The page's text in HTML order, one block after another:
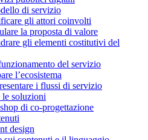
di servizio
gli attori coinvolti
la proposta di valore
gli elementi costitutivi del
del servizio
l’ecosistema
i flussi di servizio
le soluzioni
di co-progettazione
design